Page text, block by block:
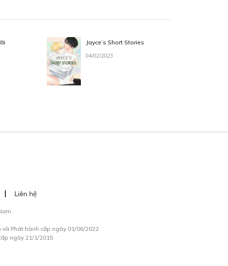
Jayce’s Short Stories
04/02/2023
Liên hệ
Phát hành cấp ngày 01/06/2022
ngày 21/1/2015